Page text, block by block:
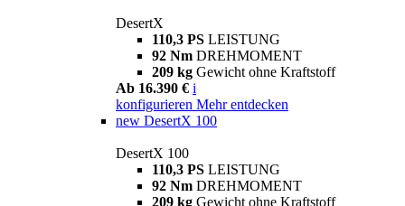
DesertX
110,3 PS LEISTUNG
92 Nm DREHMOMENT
209 kg Gewicht ohne Kraftstoff
Ab 16.390 € i
konfigurieren Mehr entdecken
new DesertX 100
DesertX 100
110,3 PS LEISTUNG
92 Nm DREHMOMENT
209 kg Gewicht ohne Kraftstoff